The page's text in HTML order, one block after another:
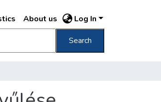
About us Log In
Search